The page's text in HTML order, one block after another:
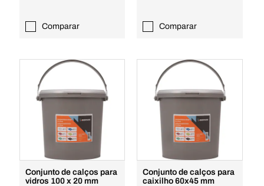
Comparar Comparar
Conjunto de calços para
vidros 100 x 20 mm
Conjunto de calços para
caixilho 60x45 mm